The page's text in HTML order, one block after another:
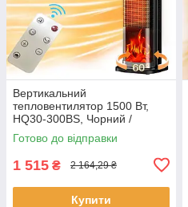
Вертикальний
тепловентилятор 1500 Вт,
HQ30-300BS, Чорний /
Портативний обігрівач
електричний /
Готово до відправки
1 515 ₴ 2 164,29 ₴
Купити